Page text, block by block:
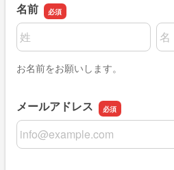
名前
名前の姓
名
お名前をお願いします。
メールアドレス
メールアドレス